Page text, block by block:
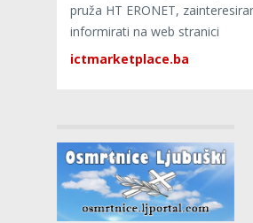
pruža HT ERONET,
informirati na web stranici
ictmarketplace.ba